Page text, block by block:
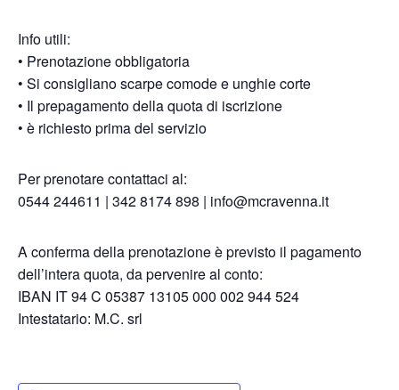
Info utili:
• Prenotazione obbligatoria
• Si consigliano scarpe comode e unghie corte
• Il prepagamento della quota di iscrizione
• è richiesto prima del servizio
Per prenotare contattaci al:
0544 244611 | 342 8174 898 | info@mcravenna.it
A conferma della prenotazione è previsto il pagamento
dell’intera quota, da pervenire al conto:
IBAN IT 94 C 05387 13105 000 002 944 524
Intestatario: M.C. srl